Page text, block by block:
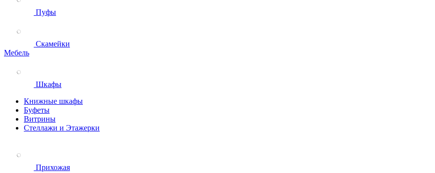
Пуфы
Скамейки
Мебель
Шкафы
Книжные шкафы
Буфеты
Витрины
Стеллажи и Этажерки
Прихожая